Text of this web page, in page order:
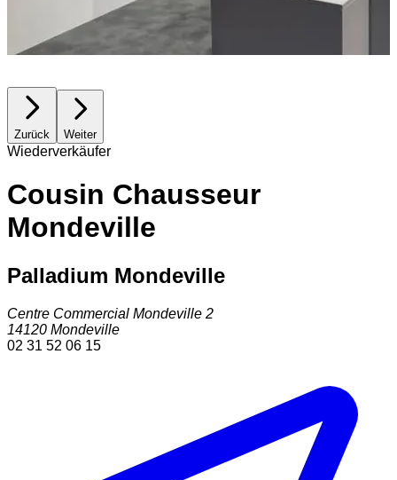
Zurück Weiter
Wiederverkäufer
Cousin Chausseur
Mondeville
Palladium Mondeville
Centre Commercial Mondeville 2
14120 Mondeville
02 31 52 06 15